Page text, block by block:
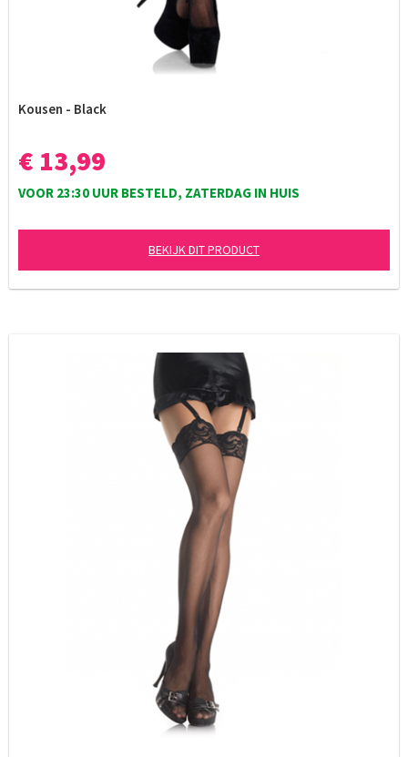
Kousen - Black
€ 13,99
VOOR 23:30 UUR BESTELD, ZATERDAG IN HUIS
BEKIJK DIT PRODUCT